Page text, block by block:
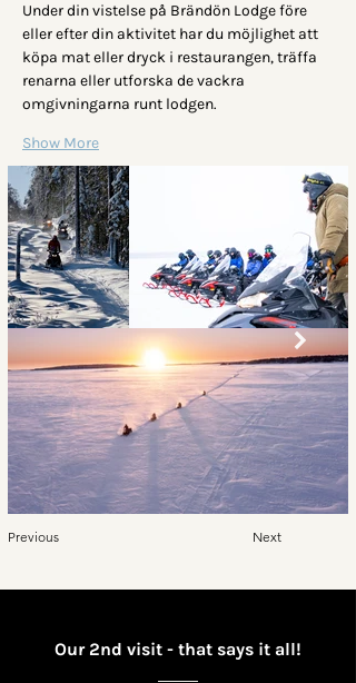
Under din vistelse på Brändön Lodge före
eller efter din aktivitet har du möjlighet att
köpa mat eller dryck i restaurangen, träffa
renarna eller utforska de vackra
omgivningarna runt lodgen.
Show More
Previous Next
Our 2nd visit - that says it all!